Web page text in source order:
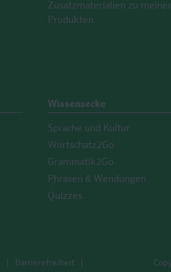
Zusatzmaterialien zu
Produkten
Wissensecke
Sprache und Kultur
Wortschatz2Go
Grammatik2Go
Phrasen & Wendungen
Quizzes
Barrierefreiheit